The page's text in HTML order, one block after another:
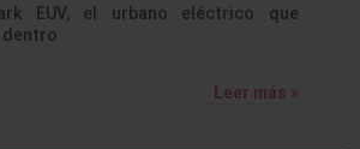
EUV, el urbano eléctrico que
dentro
Leer más »